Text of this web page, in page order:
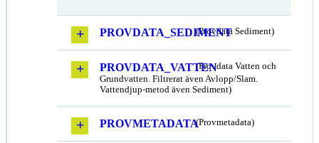
PROVDATA_SEDIMENT(Provdata Sediment)
PROVDATA_VATTEN(Provdata Vatten och
Grundvatten. Filtrerat även Avlopp/Slam.
Vattendjup-metod även Sediment)
PROVMETADATA(Provmetadata)